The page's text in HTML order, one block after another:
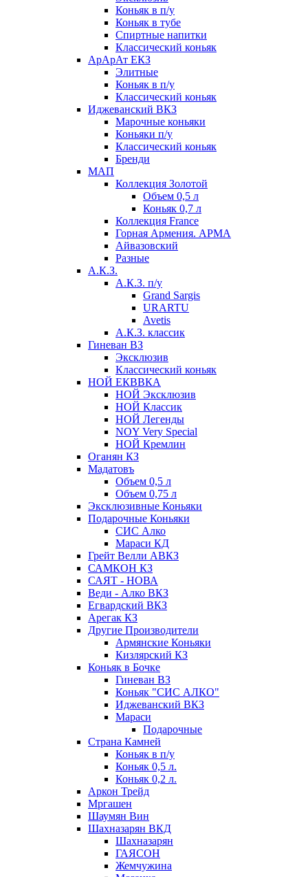
Коньяк в п/у
Коньяк в тубе
Спиртные напитки
Классический коньяк
АрАрАт ЕКЗ
Элитные
Коньяк в п/у
Классический коньяк
Иджеванский ВКЗ
Марочные коньяки
Коньяки п/у
Классический коньяк
Бренди
МАП
Коллекция Золотой
Объем 0,5 л
Коньяк 0,7 л
Коллекция France
Горная Армения. АРМА
Айвазовский
Разные
А.К.З.
А.К.З. п/у
Grand Sargis
URARTU
Avetis
А.К.З. классик
Гиневан ВЗ
Эксклюзив
Классический коньяк
НОЙ ЕКВВКА
НОЙ Эксклюзив
НОЙ Классик
НОЙ Легенды
NOY Very Speсial
НОЙ Кремлин
Оганян КЗ
Мадатовъ
Объем 0,5 л
Объем 0,75 л
Эксклюзивные Коньяки
Подарочные Коньяки
СИС Алко
Мараси КД
Грейт Велли АВКЗ
САМКОН КЗ
САЯТ - НОВА
Веди - Алко ВКЗ
Егвардский ВКЗ
Арегак КЗ
Другие Производители
Армянские Коньяки
Кизлярский КЗ
Коньяк в Бочке
Гиневан ВЗ
Коньяк "СИС АЛКО"
Иджеванский ВКЗ
Мараси
Подарочные
Страна Камней
Коньяк в п/у
Коньяк 0,5 л.
Коньяк 0,2 л.
Аркон Трейд
Мргашен
Шаумян Вин
Шахназарян ВКД
Шахназарян
ГАЯСОН
Жемчужина